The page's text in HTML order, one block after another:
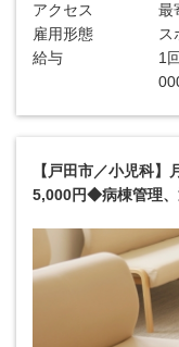
アクセス
最
雇用形態
ス
給与
1
【戸田市／小児科
5,000円◆病棟管理